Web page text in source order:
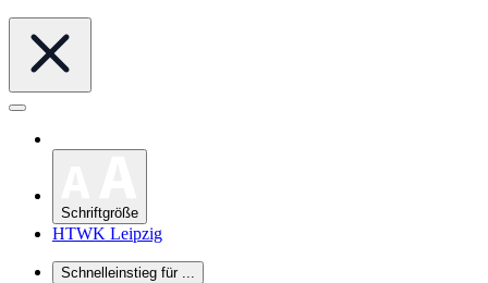
Schriftgröße
HTWK Leipzig
Schnelleinstieg für ...